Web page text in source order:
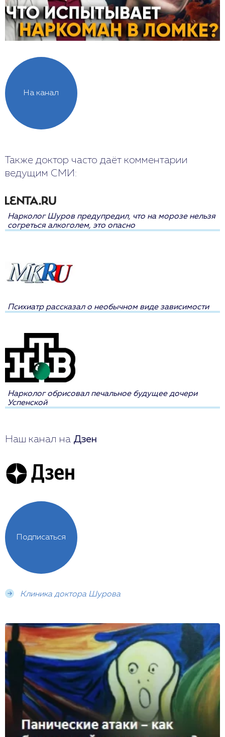
На канал
Также доктор часто даёт комментарии
ведущим СМИ:
Нарколог Шуров предупредил, что на морозе нельзя
согреться алкоголем, это опасно
Психиатр рассказал о необычном виде зависимости
Нарколог обрисовал печальное будущее дочери
Успенской
Наш канал на Дзен
Клиника доктора Шурова
Подписаться